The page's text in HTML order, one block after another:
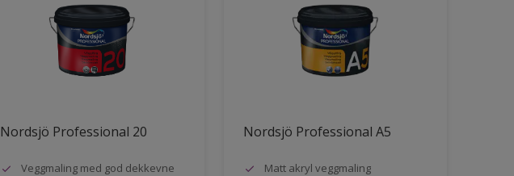
Nordsjö Professional 20
Veggmaling med god dekkevne
Nordsjö Professional A5
Matt akryl veggmaling